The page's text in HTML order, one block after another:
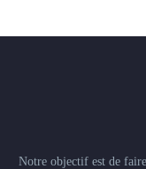
Notre objectif est de